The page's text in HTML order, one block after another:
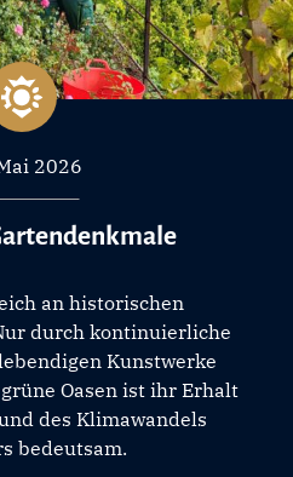
2026
an historischen
durch kontinuierliche
Kunstwerke
Oasen ist ihr Erhalt
des Klimawandels
bedeutsam.